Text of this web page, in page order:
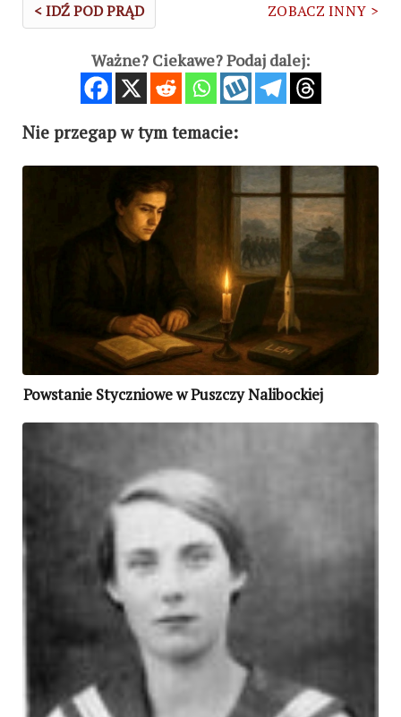
< IDŹ POD PRĄD ZOBACZ INNY >
Ważne? Ciekawe? Podaj dalej:
Nie przegap w tym temacie:
Powstanie Styczniowe w Puszczy Nalibockiej